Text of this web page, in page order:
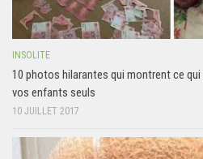
INSOLITE
10 photos hilarantes qui montrent ce
vos enfants seuls
10 JUILLET 2017